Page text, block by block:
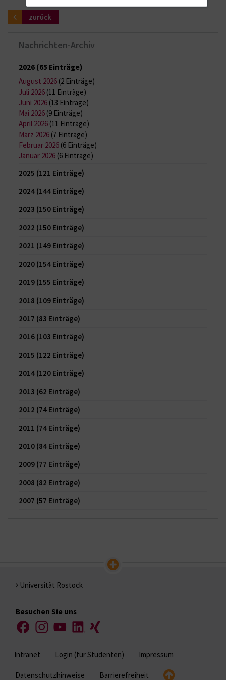
zurück
Nachrichten-Archiv
2026 (65 Einträge)
August 2026 (2 Einträge)
Juli 2026 (11 Einträge)
Juni 2026 (13 Einträge)
Mai 2026 (9 Einträge)
April 2026 (11 Einträge)
März 2026 (7 Einträge)
Februar 2026 (6 Einträge)
Januar 2026 (6 Einträge)
2025 (121 Einträge)
2024 (144 Einträge)
2023 (150 Einträge)
2022 (150 Einträge)
2021 (149 Einträge)
2020 (154 Einträge)
2019 (155 Einträge)
2018 (109 Einträge)
2017 (83 Einträge)
2016 (103 Einträge)
2015 (122 Einträge)
2014 (120 Einträge)
2013 (62 Einträge)
2012 (74 Einträge)
2011 (74 Einträge)
2010 (84 Einträge)
2009 (77 Einträge)
2008 (82 Einträge)
2007 (57 Einträge)
Universität Rostock
Besuchen Sie uns
FacebookInstagramYouTubeLinkedIn
Xing
Intranet Login (für Studenten) Impressum
Datenschutzhinweise Barrierefreiheit